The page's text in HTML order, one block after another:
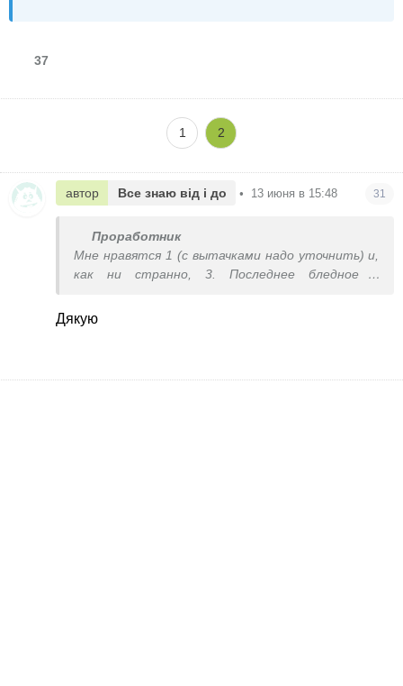
37
1 2
автор Все знаю від і до • 13 июня в 15:48 31
Проработник
Мне нравятся 1 (с вытачками надо уточнить) и,
как ни странно, 3. Последнее бледное и
воланов, как штору подвернули.
Дякую